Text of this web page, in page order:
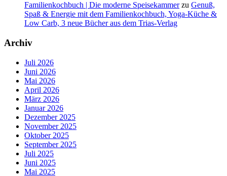
Familienkochbuch | Die moderne Speisekammerzu Genuß,
Spaß & Energie mit dem Familienkochbuch, Yoga-Küche &
Low Carb, 3 neue Bücher aus dem Trias-Verlag
Archiv
Juli 2026
Juni 2026
Mai 2026
April 2026
März 2026
Januar 2026
Dezember 2025
November 2025
Oktober 2025
September 2025
Juli 2025
Juni 2025
Mai 2025